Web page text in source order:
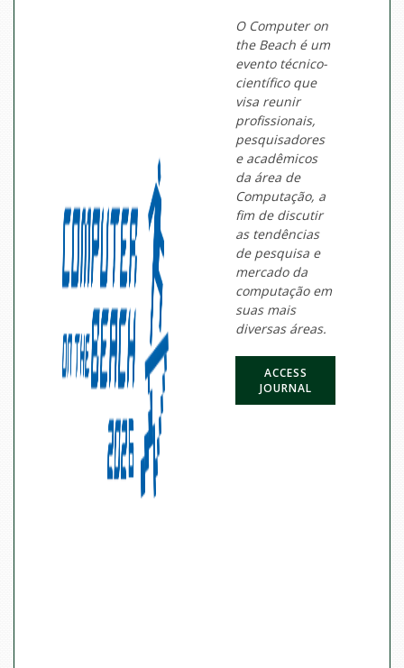
O Computer on
the Beach é um
evento técnico-
científico que
visa reunir
profissionais,
pesquisadores
e acadêmicos
da área de
Computação, a
fim de discutir
as tendências
de pesquisa e
mercado da
computação em
suas mais
diversas áreas.
ACCESS
JOURNAL